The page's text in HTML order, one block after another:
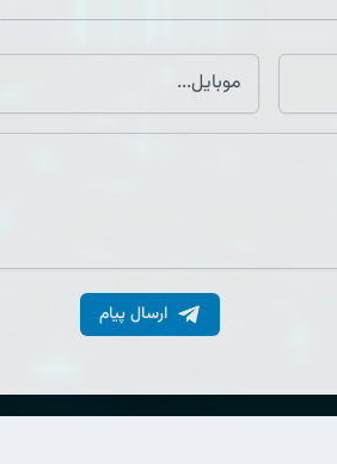
ارسال پیام